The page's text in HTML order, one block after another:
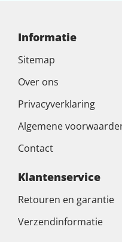
Informatie
Sitemap
Over ons
Privacyverklaring
Algemene
Contact
Klantenservice
Retouren en garantie
Verzendinformatie